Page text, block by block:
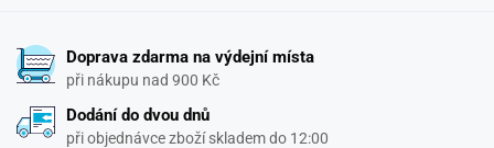
Doprava zdarma na výdejní místa
při nákupu nad 900 Kč
Dodání do dvou dnů
při objednávce zboží skladem do 12:00